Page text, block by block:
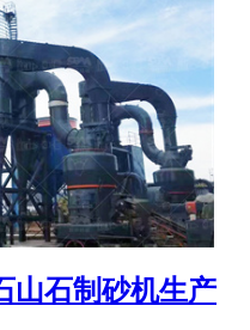
山石制砂机生产